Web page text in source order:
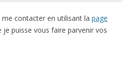
contacter en utilisant la page
je puisse vous faire parvenir vos